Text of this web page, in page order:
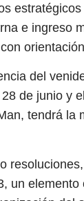
e ingreso
del
de junio y
tendrá la
un